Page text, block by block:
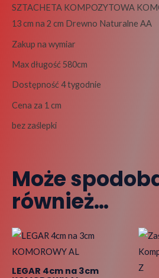
SZTACHETA KOMPOZYTOWA
13 cm na 2 cm Drewno Naturalne AA
Zakup na wymiar
Max długość 580cm
Dostępność 4 tygodnie
Cena za 1 cm
bez zaślepki
Może
również…
LEGAR 4cm na 3cm